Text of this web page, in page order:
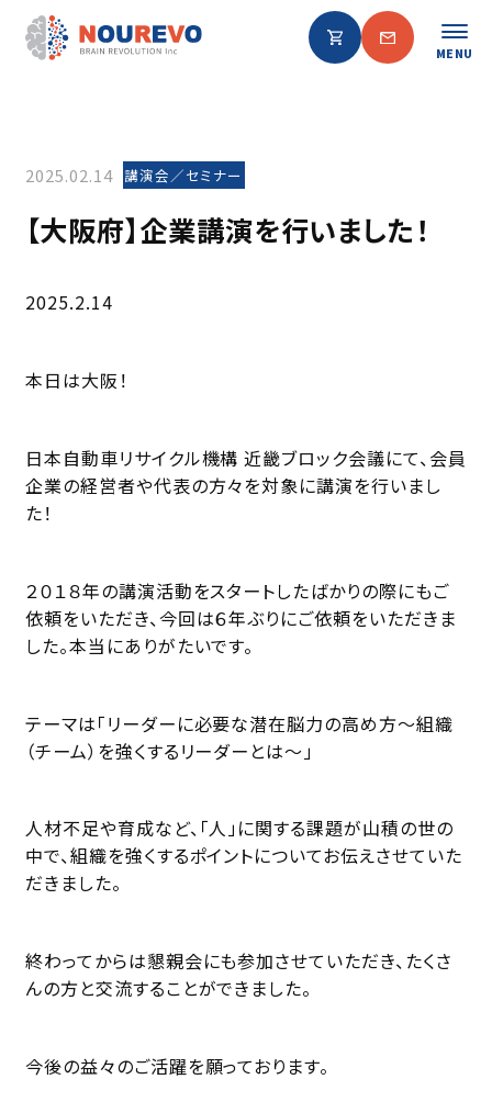
MENU
2025.02.14 講演会／セミナー
【大阪府】企業講演を行いました！
2025.2.14
本日は大阪！
日本自動車リサイクル機構 近畿ブロック会議にて、会員
企業の経営者や代表の方々を対象に講演を行いまし
た！
２０１８年の講演活動をスタートしたばかりの際にもご
依頼をいただき、今回は６年ぶりにご依頼をいただきま
した。本当にありがたいです。
テーマは「リーダーに必要な潜在脳力の高め方〜組織
（チーム）を強くするリーダーとは〜」
人材不足や育成など、「人」に関する課題が山積の世の
中で、組織を強くするポイントについてお伝えさせていた
だきました。
終わってからは懇親会にも参加させていただき、たくさ
んの方と交流することができました。
今後の益々のご活躍を願っております。